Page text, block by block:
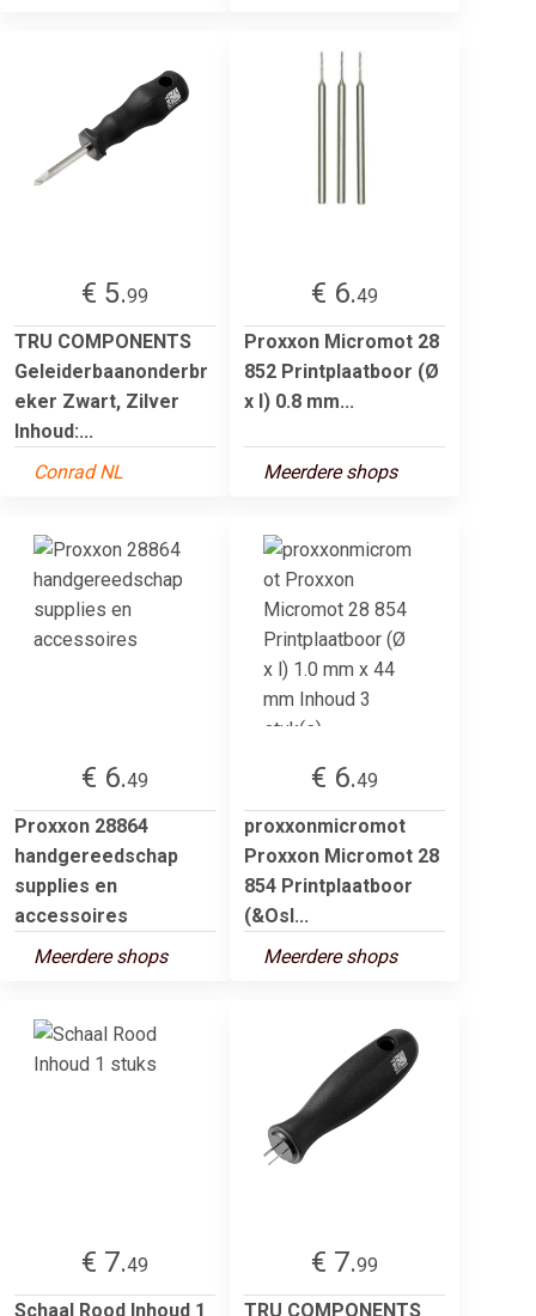
€ 5.99
TRU COMPONENTS
Geleiderbaanonderbr
eker Zwart, Zilver
Inhoud:...
Conrad NL
€ 6.49
Proxxon Micromot 28
852 Printplaatboor (Ø
x l) 0.8 mm...
Meerdere shops
€ 6.49
Proxxon 28864
handgereedschap
supplies en
accessoires
Meerdere shops
€ 6.49
proxxonmicromot
Proxxon Micromot 28
854 Printplaatboor
(&Osl...
Meerdere shops
€ 7.49
Schaal Rood Inhoud 1
€ 7.99
TRU COMPONENTS